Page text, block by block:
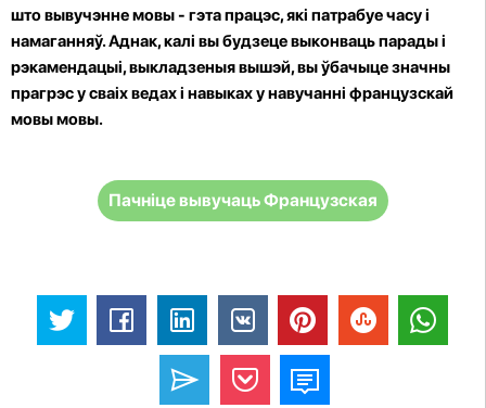
што вывучэнне мовы - гэта працэс, які патрабуе часу і
намаганняў. Аднак, калі вы будзеце выконваць парады і
рэкамендацыі, выкладзеныя вышэй, вы ўбачыце значны
прагрэс у сваіх ведах і навыках у навучанні французскай
мовы мовы.
Пачніце вывучаць Французская